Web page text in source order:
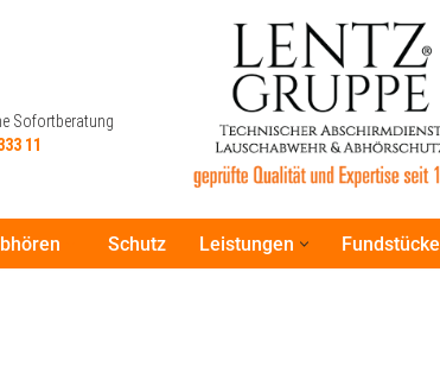
Sofortberatung
11
Schutz Leistungen Fundstücke